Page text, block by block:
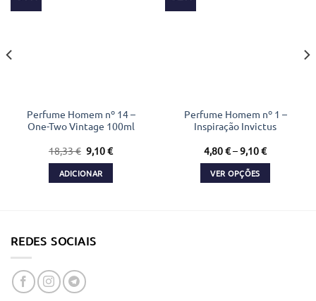
Perfume Homem nº 14 –
One-Two Vintage 100ml
18,33€ O
preço
original
era:
18,33 €.
9,10€O
preço
9,10 €.
ADICIONAR
Perfume Homem nº 1 –
Inspiração Invictus
4,80€–9,10€
VER OPÇÕES
REDES SOCIAIS